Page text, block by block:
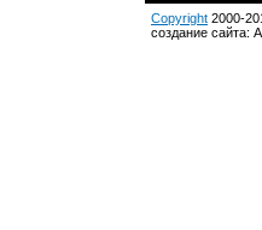
Copyright 2000-
создание сайта: